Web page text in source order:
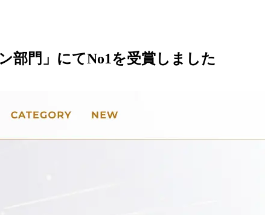
部門」にてNo1を受賞しました